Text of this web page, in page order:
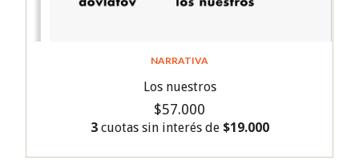
NARRATIVA
Los nuestros
$57.000
3cuotas sin interés de $19.000